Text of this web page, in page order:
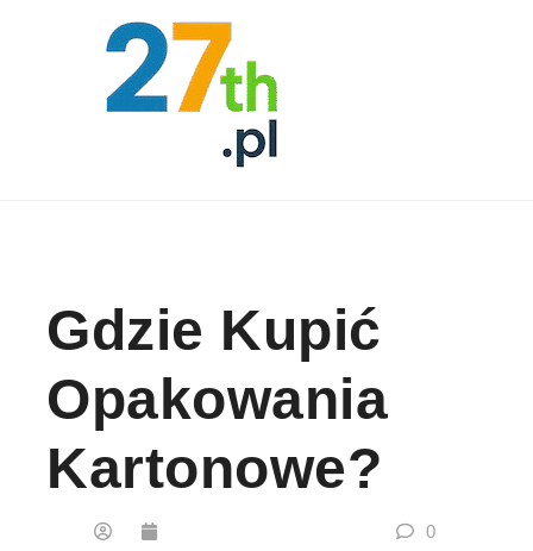
Gdzie Kupić
Opakowania
Kartonowe?
0